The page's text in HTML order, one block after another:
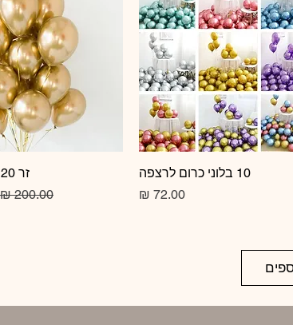
תצוגה מהירה
10 בלוני כרום לרצפה
מחיר‏72.00 ‏₪
תצוגה מהירה
זר 20 בלוני כרום
מחיר רגיל